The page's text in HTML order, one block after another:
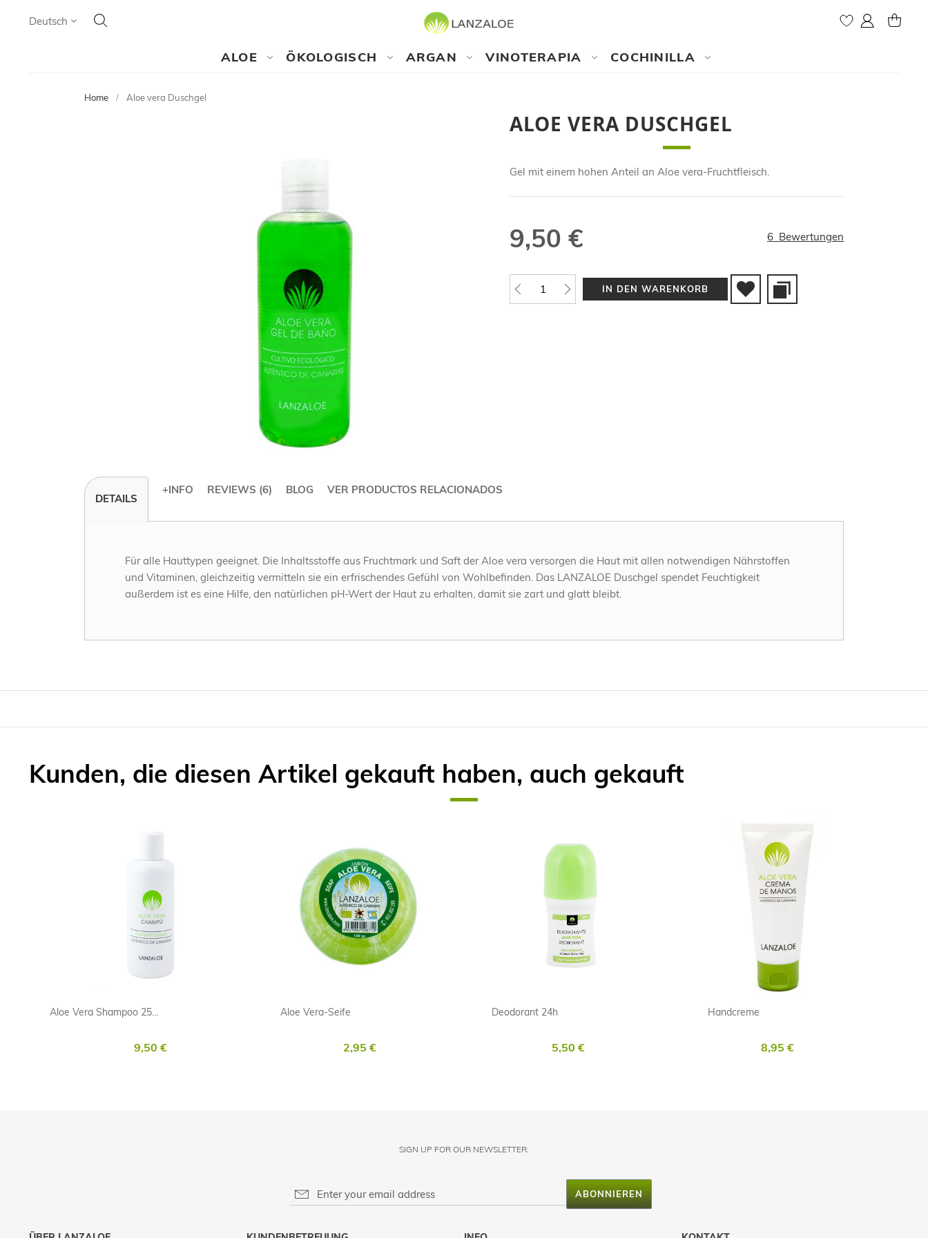
Language
Deutsch Search
SEARCH My Account
MY
ALOE ÖKOLOGISCH ARGAN VINOTERAPIA COCHINILLA
Home Aloe vera Duschgel
ALOE VERA DUSCHGEL
Gel mit einem hohen Anteil an Aloe vera-Fruchtfleisch.
9,50 € 6 Bewertungen
IN DEN WARENKORB
SkipDETAILS
Für alle Hauttypen geeignet. Die Inhaltsstoffe aus Fruchtmark und Saft der Aloe vera versorgen die Haut mit allen notwendigen Nährstoffen
und Vitaminen, gleichzeitig vermitteln sie ein erfrischendes Gefühl von Wohlbefinden. Das LANZALOE Duschgel spendet Feuchtigkeit
außerdem ist es eine Hilfe, den natürlichen pH-Wert der Haut zu erhalten, damit sie zart und glatt bleibt.
+INFO REVIEWS 6 BLOG VER PRODUCTOS RELACIONADOS
Kunden, die diesen Artikel gekauft haben, auch gekauft
Aloe Vera Shampoo 250ml
9,50 €
Aloe Vera-Seife
2,95 €
Deodorant 24h
5,50 €
Handcreme
8,95 €
SIGN UP FOR OUR NEWSLETTER:
ABONNIEREN